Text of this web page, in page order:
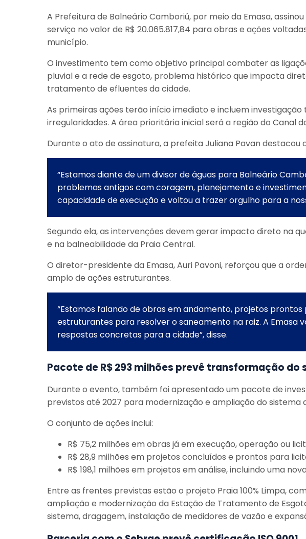
A Prefeitura de Balneário Camboriú, por meio da Emasa,
serviço no valor de R$ 20.065.817,84 para obras e ações
município.
O investimento tem como objetivo principal combater as
pluvial e a rede de esgoto, problema histórico que impacta
tratamento de efluentes da cidade.
As primeiras ações terão início imediato e incluem
irregularidades. A área prioritária inicial será a região do Canal
Durante o ato de assinatura, a prefeita Juliana Pavan
“Estamos diante de um divisor de águas para Balneário
problemas antigos com coragem, planejamento e
capacidade de execução e voltou a trazer orgulho para a
Segundo ela, as intervenções devem gerar impacto direto na
e na balneabilidade da Praia Central.
O diretor-presidente da Emasa, Auri Pavoni, reforçou que a
amplo de ações estruturantes.
“Estamos falando de obras em andamento, projetos
estruturantes para resolver o saneamento na raiz. A Emasa
respostas concretas para a cidade”, disse.
Pacote de R$ 293 milhões prevê transformação do
Durante o evento, também foi apresentado um pacote de
previstos até 2027 para modernização e ampliação do sistema
O conjunto de ações inclui:
R$ 75,2 milhões em obras já em execução, operação ou
R$ 28,9 milhões em projetos concluídos e prontos para
R$ 198,1 milhões em projetos em análise, incluindo uma
Entre as frentes previstas estão o projeto Praia 100% Limpa,
ampliação e modernização da Estação de Tratamento de
sistema, dragagem, instalação de medidores de vazão e